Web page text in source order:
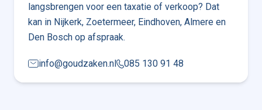
langsbrengen voor een taxatie of verkoop? Dat
kan in Nijkerk, Zoetermeer, Eindhoven, Almere en
Den Bosch op afspraak.
info@goudzaken.nl 085 130 91 48